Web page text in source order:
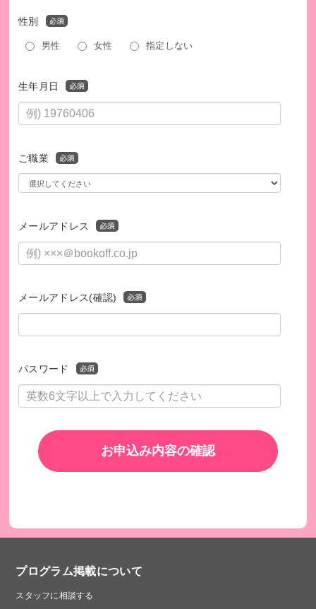
性別
男性 女性 指定しない
生年月日
ご職業
メールアドレス
メールアドレス(確認)
パスワード
お申込み内容の確認
プログラム掲載について
スタッフに相談する